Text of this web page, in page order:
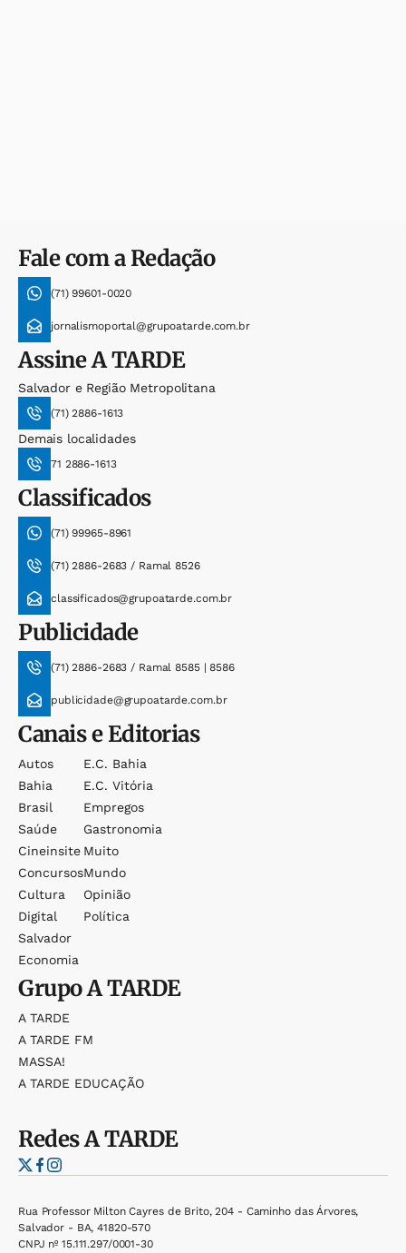
Fale com a Redação
(71) 99601-0020
jornalismoportal@grupoatarde.com.br
AssineA TARDE
Salvador e Região Metropolitana
(71) 2886-1613
Demais localidades
71 2886-1613
Classificados
(71) 99965-8961
(71) 2886-2683 / Ramal 8526
classificados@grupoatarde.com.br
Publicidade
(71) 2886-2683 / Ramal 8585 | 8586
publicidade@grupoatarde.com.br
Canais e Editorias
Autos
Bahia
Brasil
Saúde
Cineinsite
Concursos
Cultura
Digital
Salvador
Economia
E.c. Bahia
E.c. Vitória
Empregos
Gastronomia
Muito
Mundo
Opinião
Política
GrupoA TARDE
A TARDE
A TARDE FM
MASSA!
A TARDE EDUCAÇÃO
RedesA TARDE
Rua Professor Milton Cayres de Brito, 204 - Caminho das Árvores,
Salvador - BA, 41820-570
CNPJ nº 15.111.297/0001-30